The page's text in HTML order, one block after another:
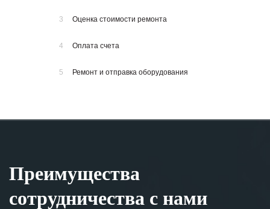
3 Оценка стоимости ремонта
4 Оплата счета
5 Ремонт и отправка оборудования
Преимущества
сотрудничества с нами